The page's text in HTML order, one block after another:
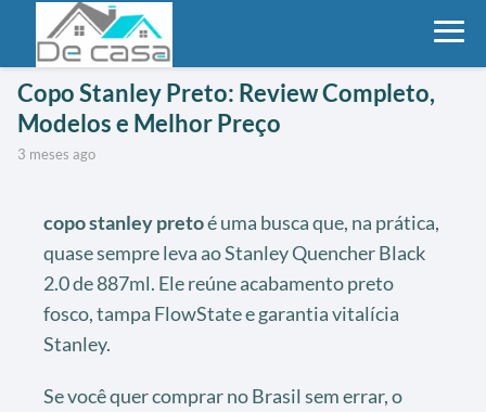
Copo Stanley Preto: Review Completo,
Modelos e Melhor Preço
3 meses ago
copo stanley pretoé uma busca que, na prática,
quase sempre leva ao Stanley Quencher Black
2.0 de 887ml. Ele reúne acabamento preto
fosco, tampa FlowState e garantia vitalícia
Stanley.
Se você quer comprar no Brasil sem errar, o